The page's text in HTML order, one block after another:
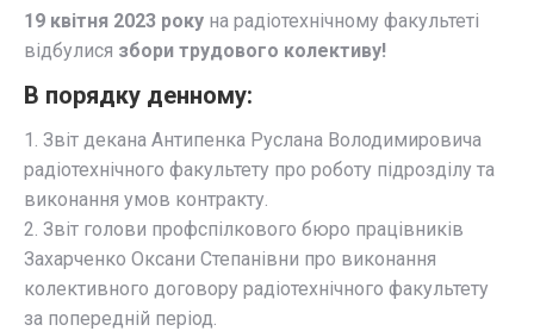
19 квітня 2023 року на радіотехнічному факультеті
відбулися збори трудового колективу!
В порядку денному:
1. Звіт декана Антипенка Руслана Володимировича
радіотехнічного факультету про роботу підрозділу та
виконання умов контракту.
2. Звіт голови профспілкового бюро працівників
Захарченко Оксани Степанівни про виконання
колективного договору радіотехнічного факультету
за попередній період.